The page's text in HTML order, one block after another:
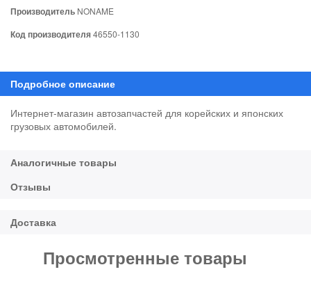
Производитель NONAME
Код производителя46550-1130
Интернет-магазин автозапчастей для корейских и японских
грузовых автомобилей.
Просмотренные товары